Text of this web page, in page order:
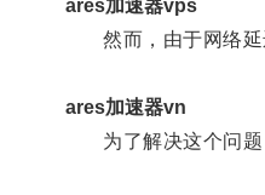
ares加速器vps
然而，由于网络延
ares加速器vn
为了解决这个问题